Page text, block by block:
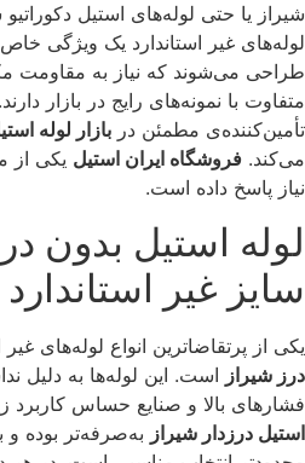
شیراز یا حتی لوله‌های استیل
لوله‌های غیر استاندارد یک ویژگی
طراحی می‌شوند که نیاز به مقاومت
متفاوت با نمونه‌های رایج در بازار
تأمین‌کننده‌ی مطمئن در بازار لوله
می‌کند. فروشگاه ایران استیل یکی از
نیاز پاسخ داده است.
لوله استیل بدون
سایز غیر استاندارد
یکی از پرتقاضاترین انواع لوله‌های غیر
درز شیراز است. این لوله‌ها به دلیل
فشارهای بالا و صنایع حساس کاربرد
استیل درزدار شیراز به‌صرفه‌تر بوده و